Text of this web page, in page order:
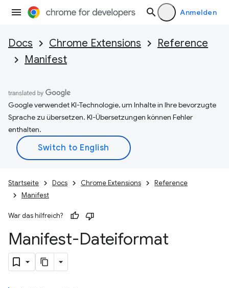
Anmelden
Docs Chrome Extensions
Reference
Manifest
Google verwendet KI-Technologie, um Inhalte in Ihre bevorzugte
Sprache zu übersetzen. KI-Übersetzungen können Fehler
enthalten.
Startseite Docs Chrome Extensions
Reference
Manifest
War das hilfreich?
Manifest-Dateiformat